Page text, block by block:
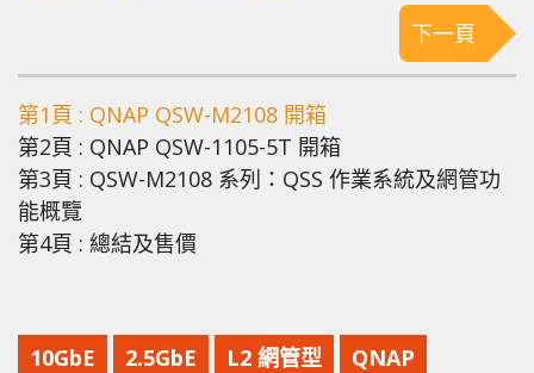
下一頁
第1頁 : QNAP QSW-M2108 開箱
第2頁 : QNAP QSW-1105-5T 開箱
第3頁 : QSW-M2108 系列：QSS 作業系統及網管功
能概覽
第4頁 : 總結及售價
10GbE 2.5GbE L2 網管型 QNAP